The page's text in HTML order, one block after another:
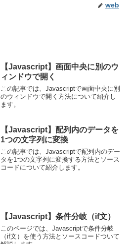
web
【Javascript】画面中央に別のウ
ィンドウで開く
この記事では、Javascriptで画面中央に別
のウィンドウで開く方法について紹介し
ます。
【Javascript】配列内のデータを
1つの文字列に変換
この記事では、Javascriptで配列内のデー
タを1つの文字列に変換する方法とソース
コードについて紹介します。
【Javascript】条件分岐（if文）
このページでは、Javascriptで条件分岐
（if文）を使う方法とソースコードついて